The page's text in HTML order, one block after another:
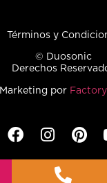
Términos y
© Duosonic
Derechos
Marketing por